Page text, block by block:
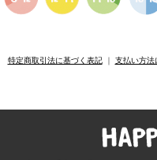
特定商取引法に基づく表記｜ 支払い方法